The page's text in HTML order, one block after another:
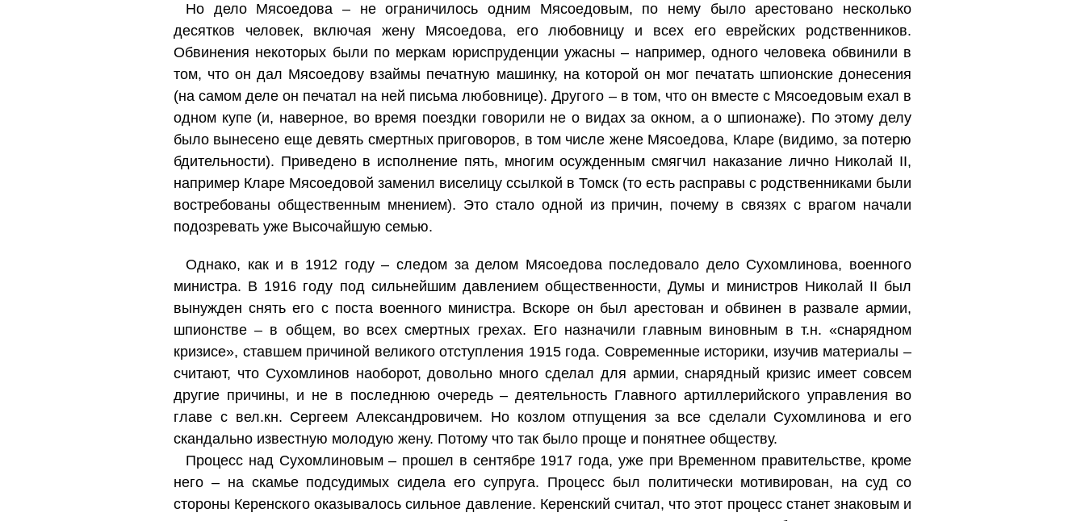
Но дело Мясоедова – не ограничилось одним Мясоедовым, по нему было арестовано несколько
десятков человек, включая жену Мясоедова, его любовницу и всех его еврейских родственников.
Обвинения некоторых были по меркам юриспруденции ужасны – например, одного человека обвинили в
том, что он дал Мясоедову взаймы печатную машинку, на которой он мог печатать шпионские донесения
(на самом деле он печатал на ней письма любовнице). Другого – в том, что он вместе с Мясоедовым ехал в
одном купе (и, наверное, во время поездки говорили не о видах за окном, а о шпионаже). По этому делу
было вынесено еще девять смертных приговоров, в том числе жене Мясоедова, Кларе (видимо, за потерю
бдительности). Приведено в исполнение пять, многим осужденным смягчил наказание лично Николай II,
например Кларе Мясоедовой заменил виселицу ссылкой в Томск (то есть расправы с родственниками были
востребованы общественным мнением). Это стало одной из причин, почему в связях с врагом начали
подозревать уже Высочайшую семью.
Однако, как и в 1912 году – следом за делом Мясоедова последовало дело Сухомлинова, военного
министра. В 1916 году под сильнейшим давлением общественности, Думы и министров Николай II был
вынужден снять его с поста военного министра. Вскоре он был арестован и обвинен в развале армии,
шпионстве – в общем, во всех смертных грехах. Его назначили главным виновным в т.н. «снарядном
кризисе», ставшем причиной великого отступления 1915 года. Современные историки, изучив материалы –
считают, что Сухомлинов наоборот, довольно много сделал для армии, снарядный кризис имеет совсем
другие причины, и не в последнюю очередь – деятельность Главного артиллерийского управления во
главе с вел.кн. Сергеем Александровичем. Но козлом отпущения за все сделали Сухомлинова и его
скандально известную молодую жену. Потому что так было проще и понятнее обществу.
Процесс над Сухомлиновым – прошел в сентябре 1917 года, уже при Временном правительстве, кроме
него – на скамье подсудимых сидела его супруга. Процесс был политически мотивирован, на суд со
стороны Керенского оказывалось сильное давление. Керенский считал, что этот процесс станет знаковым и